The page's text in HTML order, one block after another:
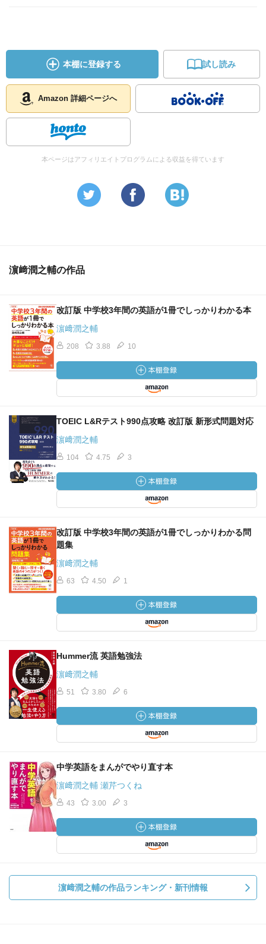
本棚に登録する 試し読み
Amazon 詳細ページへ
本ページはアフィリエイトプログラムによる収益を得ています
濵﨑潤之輔の作品
改訂版 中学校3年間の英語が1冊でしっかりわかる本
濵﨑潤之輔
208 3.88 10
TOEIC L&Rテスト990点攻略 改訂版 新形式問題対応
濵﨑潤之輔
104 4.75 3
改訂版 中学校3年間の英語が1冊でしっかりわかる問
題集
濵﨑潤之輔
63 4.50 1
Hummer流 英語勉強法
濵﨑潤之輔
51 3.80 6
中学英語をまんがでやり直す本
濵﨑潤之輔 瀬芹つくね
43 3.00 3
濵﨑潤之輔の作品ランキング・新刊情報